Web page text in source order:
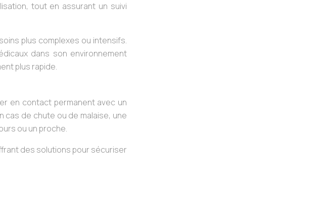
tout en assurant un suivi
plus complexes ou intensifs.
dans son environnement
plus rapide.
en contact permanent avec un
cas de chute ou de malaise, une
ou un proche.
des solutions pour sécuriser